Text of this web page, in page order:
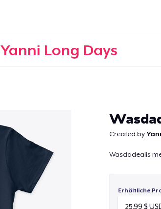
Yanni Long Days
Created by
Wasdadealis
Erhältliche